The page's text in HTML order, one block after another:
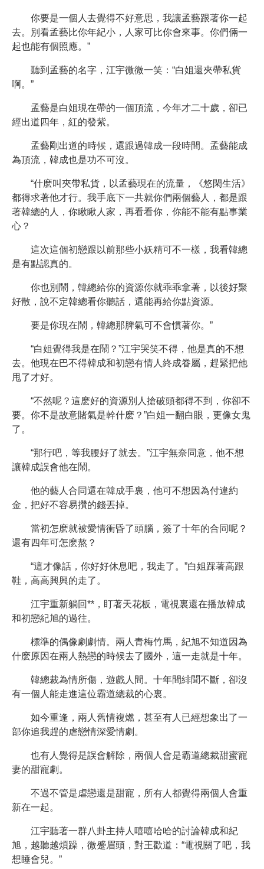
你要是一個人去覺得不好意思，我讓孟藝跟著你一起
去。別看孟藝比你年紀小，人家可比你會來事。你們倆一
起也能有個照應。”
聽到孟藝的名字，江宇微微一笑：“白姐還夾帶私貨
啊。”
孟藝是白姐現在帶的一個頂流，今年才二十歲，卻已
經出道四年，紅的發紫。
孟藝剛出道的時候，還跟過韓成一段時間。孟藝能成
為頂流，韓成也是功不可沒。
“什麽叫夾帶私貨，以孟藝現在的流量，《悠閑生活》
都得求著他才行。我手底下一共就你們兩個藝人，都是跟
著韓總的人，你瞅瞅人家，再看看你，你能不能有點事業
心？
這次這個初戀跟以前那些小妖精可不一樣，我看韓總
是有點認真的。
你也別鬧，韓總給你的資源你就乖乖拿著，以後好聚
好散，說不定韓總看你聽話，還能再給你點資源。
要是你現在鬧，韓總那脾氣可不會慣著你。”
“白姐覺得我是在鬧？”江宇哭笑不得，他是真的不想
去。他現在巴不得韓成和初戀有情人終成眷屬，趕緊把他
甩了才好。
“不然呢？這麽好的資源別人搶破頭都得不到，你卻不
要。你不是故意賭氣是幹什麽？”白姐一翻白眼，更像女鬼
了。
“那行吧，等我腰好了就去。”江宇無奈同意，他不想
讓韓成誤會他在鬧。
他的藝人合同還在韓成手裏，他可不想因為付違約
金，把好不容易攢的錢丟掉。
當初怎麽就被愛情衝昏了頭腦，簽了十年的合同呢？
還有四年可怎麽熬？
“這才像話，你好好休息吧，我走了。”白姐踩著高跟
鞋，高高興興的走了。
江宇重新躺回**，盯著天花板，電視裏還在播放韓成
和初戀紀旭的過往。
標準的偶像劇劇情。兩人青梅竹馬，紀旭不知道因為
什麽原因在兩人熱戀的時候去了國外，這一走就是十年。
韓總裁為情所傷，遊戲人間。十年間緋聞不斷，卻沒
有一個人能走進這位霸道總裁的心裏。
如今重逢，兩人舊情複燃，甚至有人已經想象出了一
部你追我趕的虐戀情深愛情劇。
也有人覺得是誤會解除，兩個人會是霸道總裁甜蜜寵
妻的甜寵劇。
不過不管是虐戀還是甜寵，所有人都覺得兩個人會重
新在一起。
江宇聽著一群八卦主持人嘻嘻哈哈的討論韓成和紀
旭，越聽越煩躁，微蹙眉頭，對王歡道：“電視關了吧，我
想睡會兒。”